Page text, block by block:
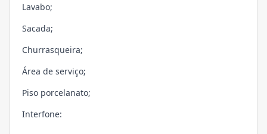
Lavabo;
Sacada;
Churrasqueira;
Área de serviço;
Piso porcelanato;
Interfone: